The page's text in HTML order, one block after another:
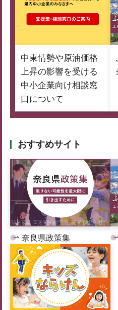
中東情勢や原油価格
上昇の影響を受ける
中小企業向け相談窓
口について
おすすめサイト
奈良県政策集